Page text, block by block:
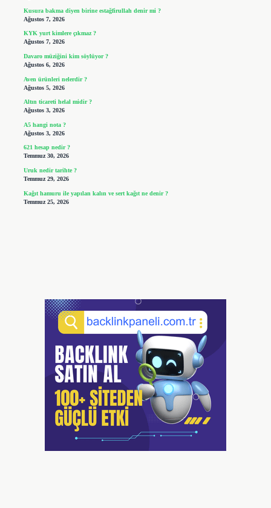
Kusura bakma diyen birine estağfirullah denir mi ?
Ağustos 7, 2026
KYK yurt kimlere çıkmaz ?
Ağustos 7, 2026
Davaro müziğini kim söylüyor ?
Ağustos 6, 2026
Aven ürünleri nelerdir ?
Ağustos 5, 2026
Altın ticareti helal midir ?
Ağustos 3, 2026
A5 hangi nota ?
Ağustos 3, 2026
621 hesap nedir ?
Temmuz 30, 2026
Uruk nedir tarihte ?
Temmuz 29, 2026
Kağıt hamuru ile yapılan kalın ve sert kağıt ne denir ?
Temmuz 25, 2026